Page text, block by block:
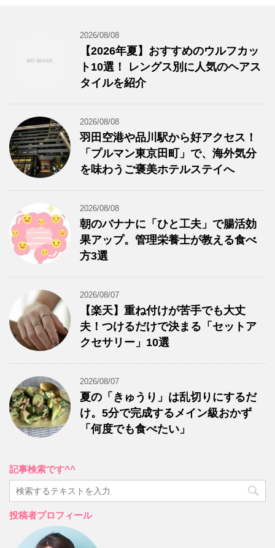
2026/08/08
【2026年夏】おすすめのウルフカッ
ト10選！ レングス別に人気のヘアス
タイルを紹介
2026/08/08
羽田空港や品川駅から好アクセス！
「プルマン東京田町」で、海外気分
を味わうご褒美ホテルステイへ
2026/08/08
朝のバナナに「ひと工夫」で腸活効
果アップ。管理栄養士が教える食べ
方3選
2026/08/07
【楽天】重ね付けが苦手でも大丈
夫！つけるだけで決まる「セットア
クセサリー」10選
2026/08/07
夏の「きゅうり」は乱切りにするだ
け。5分で完成するメイン級おかず
「何度でも食べたい」
記事検索です^^
投稿者プロフィール